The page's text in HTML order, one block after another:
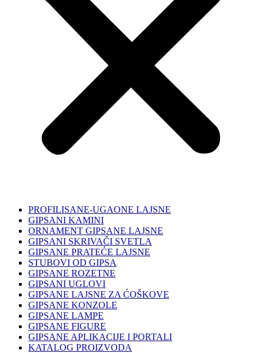
PROFILISANE-UGAONE LAJSNE
GIPSANI KAMINI
ORNAMENT GIPSANE LAJSNE
GIPSANI SKRIVAČI SVETLA
GIPSANE PRATEĆE LAJSNE
STUBOVI OD GIPSA
GIPSANE ROZETNE
GIPSANI UGLOVI
GIPSANE LAJSNE ZA ĆOŠKOVE
GIPSANE KONZOLE
GIPSANE LAMPE
GIPSANE FIGURE
GIPSANE APLIKACIJE I PORTALI
KATALOG PROIZVODA